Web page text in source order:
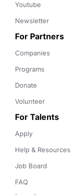
Youtube
Newsletter
For Partners
Companies
Programs
Donate
Volunteer
For Talents
Apply
Help & Resources
Job Board
FAQ